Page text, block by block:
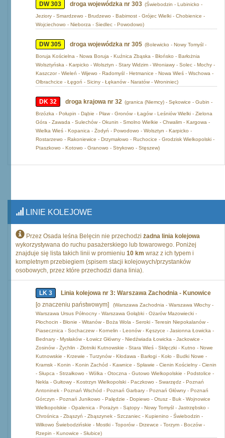
DW 303 droga wojewódzka nr 303 (Świebodzin - Lubinicko -
Jeziory - Smardzewo - Brudzewo - Babimost - Grójec Wielki - Chobienice -
Wojciechowo - Nieborza - Siedlec - Powodowo)
DW 305 droga wojewódzka nr 305 (Bolewicko - Nowy Tomyśl -
Boruja Kościelna - Nowa Boruja - Kuźnica Zbąska - Błońsko - Barłożnia
Wolsztyńska - Karpicko - Wolsztyn - Stary Widzim - Wroniawy - Solec - Mochy -
Kaszczor - Wieleń - Wijewo - Radomyśl - Hetmanice - Nowa Wieś - Wschowa -
Olbrachcice - Łęgoń - Siciny - Łękanów - Naratów - Wroniniec)
DK 32 droga krajowa nr 32 (granica (Niemcy) - Sękowice - Gubin -
Brzózka - Połupin - Dąbie - Pław - Gronów - Łagów - Leśniów Wielki - Zielona
Góra - Zawada - Sulechów - Okunin - Smolno Wielkie - Chwalim - Kargowa -
Wielka Wieś - Kopanica - Żodyń - Powodowo - Wolsztyn - Karpicko -
Rostarzewo - Rakoniewice - Drzymałowo - Ruchocice - Grodzisk Wielkopolski -
Ptaszkowo - Kotowo - Granowo - Strykowo - Stęszew)
LINIE KOLEJOWE
Przez Osada leśna Belęcin nie przechodzi żadna linia kolejowa
wykorzystywana do ruchu pasażerskiego lub towarowego. Poniżej
znajduje się lista takich linii w promieniu 10 km wraz z ich typem i
kompletnym przebiegiem (spisem stacji kolejowych/przystanków
osobowych, przez które przechodzi dana linia).
LK 3
Linia kolejowa nr 3: Warszawa Zachodnia - Kunowice
[o znaczeniu państwowym]
(Warszawa Zachodnia - Warszawa Włochy -
Warszawa Ursus Północny - Warszawa Gołąbki - Ożarów Mazowiecki -
Płochocin - Błonie - Witanów - Boża Wola - Seroki - Teresin Niepokalanów -
Piasecznica - Sochaczew - Kornelin - Leonów - Kęszyce - Jasionna Łowicka -
Bednary - Mysłaków - Łowicz Główny - Niedźwiada Łowicka - Jackowice -
Zosinów - Żychlin - Złotniki Kutnowskie - Stara Wieś - Sklęczki - Kutno - Nowe
Kutnowskie - Krzewie - Turzynów - Kłodawa - Barłogi - Koło - Budki Nowe -
Kramsk - Konin - Konin Zachód - Kawnice - Spławie - Cienin Kościelny - Cienin
- Słupca - Strzałkowo - Wólka - Otoczna - Gutowo Wielkopolskie - Podstolice -
Nekla - Gułtowy - Kostrzyn Wielkopolski - Paczkowo - Swarzędz - Poznań
Antoninek - Poznań Wschód - Poznań Garbary - Poznań Główny - Poznań
Górczyn - Poznań Junikowo - Palędzie - Dopiewo - Otusz - Buk - Wojnowice
Wielkopolskie - Opalenica - Porażyn - Sątopy - Nowy Tomyśl - Jastrzębsko -
Chrośnica - Zbąszyń - Zbąszynek - Szczaniec - Kupienino - Świebodzin -
Wilkowo Świebodzińskie - Mostki - Toporów - Drzewce - Torzym - Boczów -
Rzepin - Kunowice - Słubice)